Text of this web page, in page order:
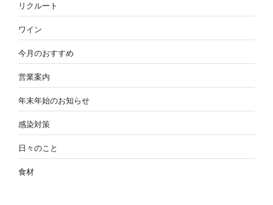
リクルート
ワイン
今月のおすすめ
営業案内
年末年始のお知らせ
感染対策
日々のこと
食材